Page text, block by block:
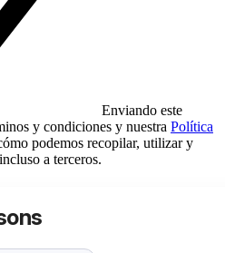
Enviando este
y condiciones y nuestra Política
podemos recopilar, utilizar y
a terceros.